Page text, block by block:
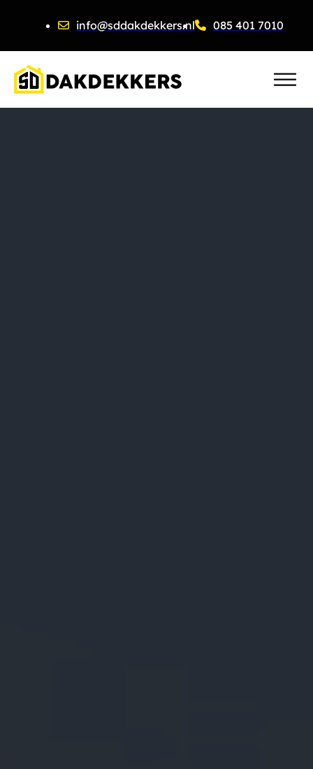
info@sddakdekkers.nl 085 401 7010